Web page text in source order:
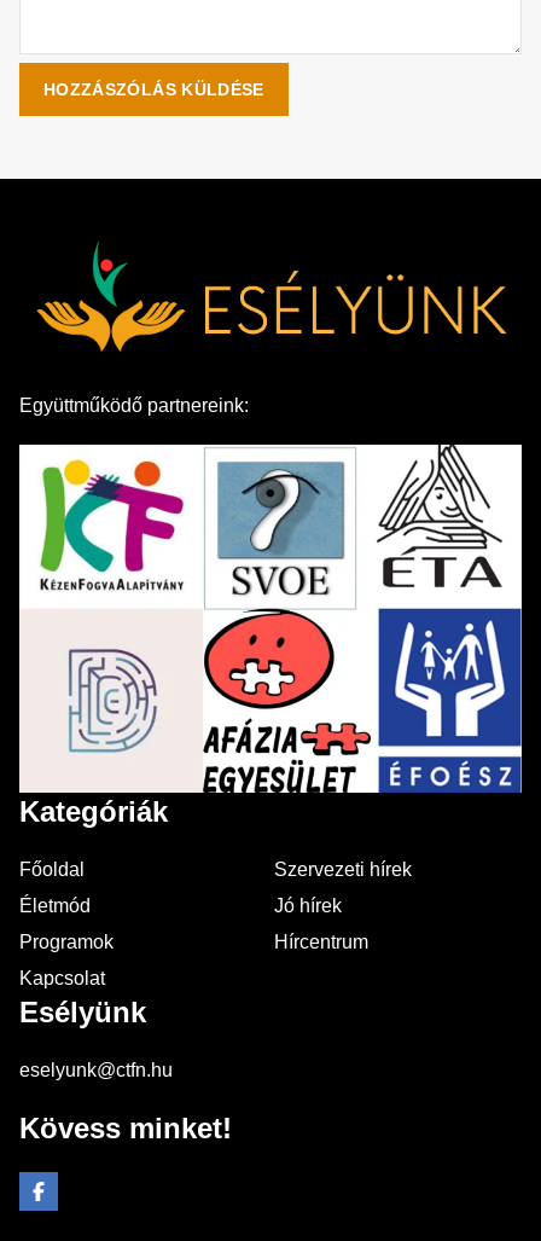
Együttműködő partnereink:
Kategóriák
Főoldal
Szervezeti hírek
Életmód
Jó hírek
Programok
Hírcentrum
Kapcsolat
Esélyünk
eselyunk@ctfn.hu
Kövess minket!